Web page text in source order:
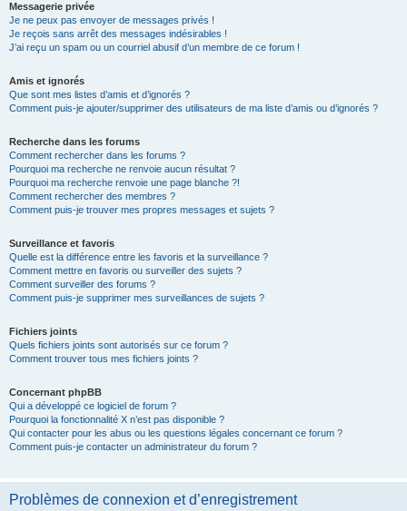
Messagerie privée
Je ne peux pas envoyer de messages privés !
Je reçois sans arrêt des messages indésirables !
J’ai reçu un spam ou un courriel abusif d’un membre de ce forum !
Amis et ignorés
Que sont mes listes d’amis et d’ignorés ?
Comment puis-je ajouter/supprimer des utilisateurs de ma liste d’amis ou d’ignorés ?
Recherche dans les forums
Comment rechercher dans les forums ?
Pourquoi ma recherche ne renvoie aucun résultat ?
Pourquoi ma recherche renvoie une page blanche ?!
Comment rechercher des membres ?
Comment puis-je trouver mes propres messages et sujets ?
Surveillance et favoris
Quelle est la différence entre les favoris et la surveillance ?
Comment mettre en favoris ou surveiller des sujets ?
Comment surveiller des forums ?
Comment puis-je supprimer mes surveillances de sujets ?
Fichiers joints
Quels fichiers joints sont autorisés sur ce forum ?
Comment trouver tous mes fichiers joints ?
Concernant phpBB
Qui a développé ce logiciel de forum ?
Pourquoi la fonctionnalité X n’est pas disponible ?
Qui contacter pour les abus ou les questions légales concernant ce forum ?
Comment puis-je contacter un administrateur du forum ?
Problèmes de connexion et d’enregistrement